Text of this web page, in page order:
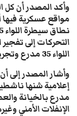
وأكد المصدر أن كل
مواقع عسكرية
التحركات إلى
اللواء 35 مدرع وتجريده من كل نقاط قوته.
وأشار المصدر إلى
مدرع بالخيانة
الإنفلات الأمني